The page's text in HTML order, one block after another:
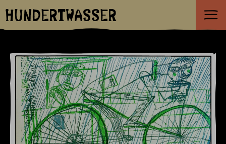
HUNDERTWASSER